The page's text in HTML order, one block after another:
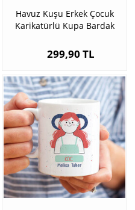
Havuz Kuşu Erkek Çocuk
Karikatürlü Kupa Bardak
299,90 TL